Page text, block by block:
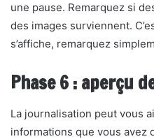
une pause. Remarquez si
des images surviennent.
s’affiche, remarquez
Phase 6 : aperçu
La journalisation peut vous
informations que vous avez